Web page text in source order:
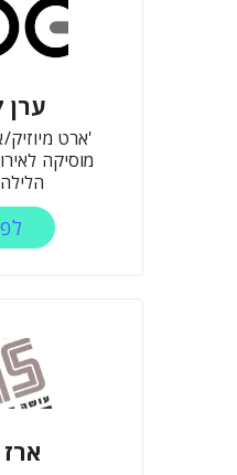
ערן
'ארט
מוסיקה